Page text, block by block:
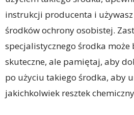
instrukcji producenta i
środków ochrony osobistej.
specjalistycznego środka może
skuteczne, ale pamiętaj, aby
po użyciu takiego środka, aby
jakichkolwiek resztek